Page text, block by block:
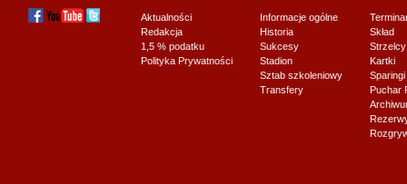
Aktualności
Redakcja
1,5 % podatku
Polityka Prywatności
Informacje ogólne
Historia
Sukcesy
Stadion
Sztab szkoleniowy
Transfery
Skład
Strzelcy
Kartki
Sparingi
Puchar